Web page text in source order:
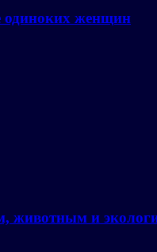
одиноких женщин
животным и